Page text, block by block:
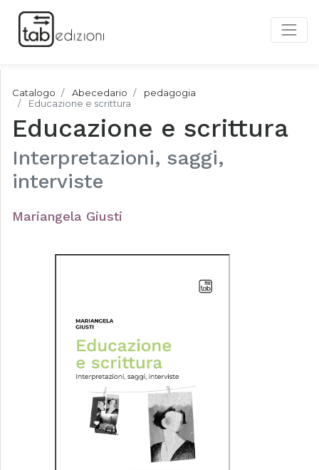
Catalogo Abecedario
pedagogia
Educazione e scrittura
Educazione e scrittura
Interpretazioni, saggi,
interviste
Mariangela Giusti